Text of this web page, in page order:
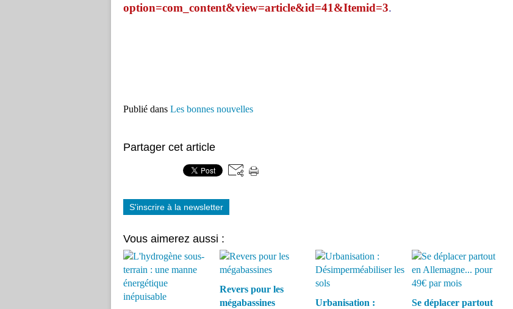
option=com_content&view=article&id=41&Itemid=3.
Publié dans Les bonnes nouvelles
Partager cet article
S'inscrire à la newsletter
Vous aimerez aussi :
Revers pour les
mégabassines
Urbanisation : Se déplacer partout